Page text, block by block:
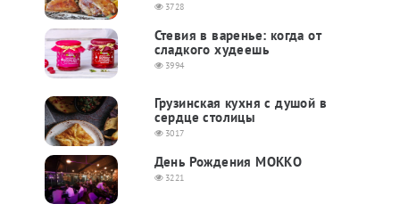
3728
Стевия в варенье: когда от
сладкого худеешь
3994
Грузинская кухня с душой в
сердце столицы
3017
День Рождения МОККО
3221